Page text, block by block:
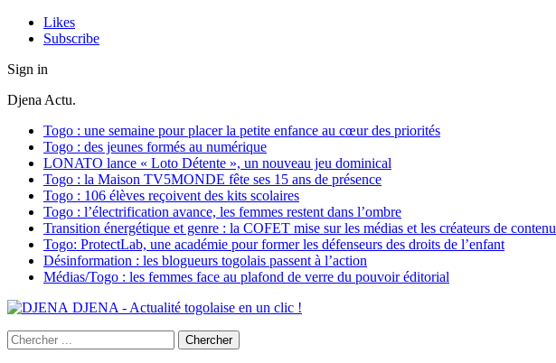
Likes
Subscribe
Sign in
Djena Actu.
Togo : une semaine pour placer la petite enfance au cœur des priorités
Togo : des jeunes formés au numérique
LONATO lance « Loto Détente », un nouveau jeu dominical
Togo : la Maison TV5MONDE fête ses 15 ans de présence
Togo : 106 élèves reçoivent des kits scolaires
Togo : l’électrification avance, les femmes restent dans l’ombre
Transition énergétique et genre : la COFET mise sur les médias et les créateurs de contenu
Togo: ProtectLab, une académie pour former les défenseurs des droits de l’enfant
Désinformation : les blogueurs togolais passent à l’action
Médias/Togo : les femmes face au plafond de verre du pouvoir éditorial
DJENA - Actualité togolaise en un clic !